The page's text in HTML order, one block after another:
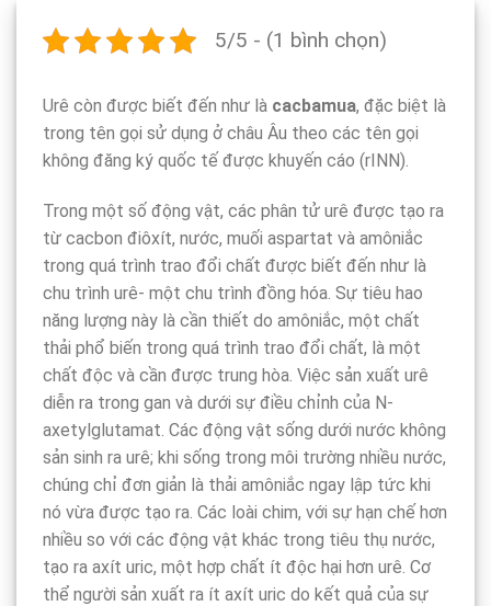
5/5 - (1 bình chọn)
Urê còn được biết đến như là cacbamua, đặc biệt là
trong tên gọi sử dụng ở châu Âu theo các tên gọi
không đăng ký quốc tế được khuyến cáo (rINN).
Trong một số động vật, các phân tử urê được tạo ra
từ cacbon điôxít, nước, muối aspartat và amôniắc
trong quá trình trao đổi chất được biết đến như là
chu trình urê- một chu trình đồng hóa. Sự tiêu hao
năng lượng này là cần thiết do amôniắc, một chất
thải phổ biến trong quá trình trao đổi chất, là một
chất độc và cần được trung hòa. Việc sản xuất urê
diễn ra trong gan và dưới sự điều chỉnh của N-
axetylglutamat. Các động vật sống dưới nước không
sản sinh ra urê; khi sống trong môi trường nhiều nước,
chúng chỉ đơn giản là thải amôniắc ngay lập tức khi
nó vừa được tạo ra. Các loài chim, với sự hạn chế hơn
nhiều so với các động vật khác trong tiêu thụ nước,
tạo ra axít uric, một hợp chất ít độc hại hơn urê. Cơ
thể người sản xuất ra ít axít uric do kết quả của sự